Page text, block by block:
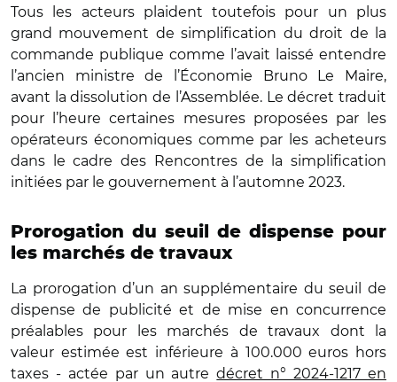
Tous les acteurs plaident toutefois pour un plus
grand mouvement de simplification du droit de la
commande publique comme l’avait laissé entendre
l’ancien ministre de l’Économie Bruno Le Maire,
avant la dissolution de l’Assemblée. Le décret traduit
pour l’heure certaines mesures proposées par les
opérateurs économiques comme par les acheteurs
dans le cadre des Rencontres de la simplification
initiées par le gouvernement à l’automne 2023.
Prorogation du seuil de dispense pour
les marchés de travaux
La prorogation d’un an supplémentaire du seuil de
dispense de publicité et de mise en concurrence
préalables pour les marchés de travaux dont la
valeur estimée est inférieure à 100.000 euros hors
taxes - actée par un autredécret n° 2024-1217 en